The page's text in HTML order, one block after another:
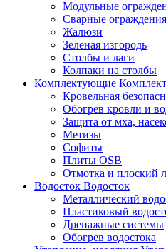
Модульные
Сварные ограждения
Жалюзи
Зеленая изгородь
Столбы и лаги
Колпаки на столбы
Комплектующие
Кровельная
Обогрев кровли и
Защита от мха,
Метизы
Софиты
Плиты OSB
Отмотка и плоский
Водосток Водосток
Металлический
Пластиковый
Дренажные системы
Обогрев водостока